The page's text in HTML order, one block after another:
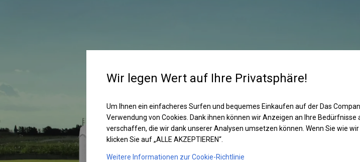
Wir legen Wert auf Ihre Privatsphäre!
Um Ihnen ein einfacheres Surfen und bequemes Einkaufen auf der Das
Verwendung von Cookies. Dank ihnen können wir Anzeigen an Ihre
verschaffen, die wir dank unserer Analysen umsetzen können. Wenn Sie wie
klicken Sie auf „ALLE AKZEPTIEREN“.
Weitere Informationen zur Cookie-Richtlinie